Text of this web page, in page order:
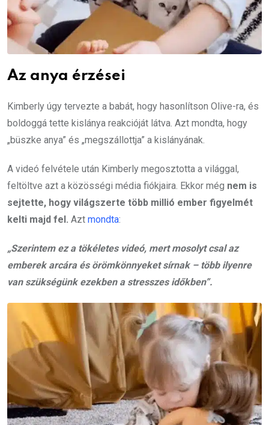
Az anya érzései
Kimberly úgy tervezte a babát, hogy hasonlítson Olive-ra, és
boldoggá tette kislánya reakcióját látva. Azt mondta, hogy
„büszke anya” és „megszállottja” a kislányának.
A videó felvétele után Kimberly megosztotta a világgal,
feltöltve azt a közösségi média fiókjaira. Ekkor még nem is
sejtette, hogy világszerte több millió ember figyelmét
kelti majd fel. Azt mondta:
„Szerintem ez a tökéletes videó, mert mosolyt csal az
emberek arcára és örömkönnyeket sírnak – több ilyenre
van szükségünk ezekben a stresszes időkben”.